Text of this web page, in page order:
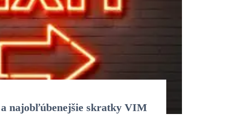
najobľúbenejšie skratky VIM